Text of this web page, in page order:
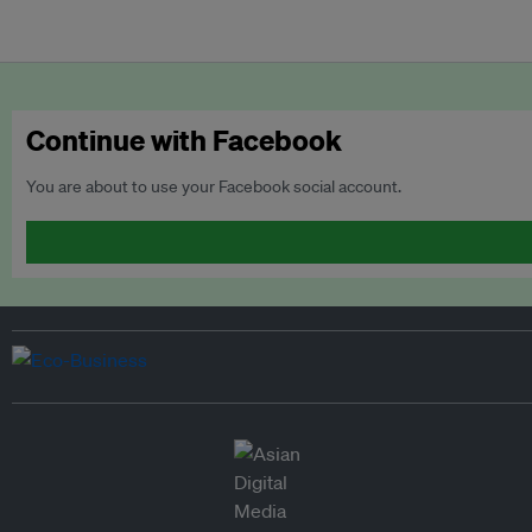
Continue with Facebook
You are about to use your Facebook social account.